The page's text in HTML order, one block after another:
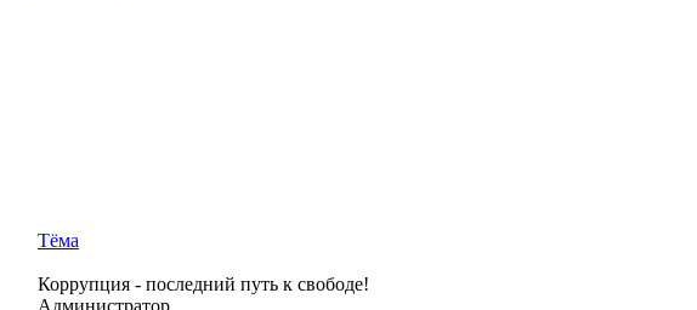
Тёма
Коррупция - последний путь к свободе!
Администратор